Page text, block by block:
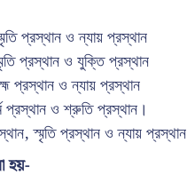
প্রস্থান ও ন্যায় প্রস্থান
প্রস্থান ও যুক্তি প্রস্থান
প্রস্থান ও ন্যায় প্রস্থান
প্রস্থান ও শ্রুতি প্রস্থান।
স্মৃতি প্রস্থান ও ন্যায় প্রস্থান
হয়-